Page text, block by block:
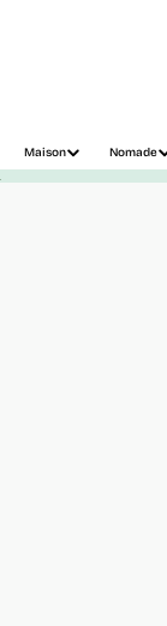
Maison Nomade